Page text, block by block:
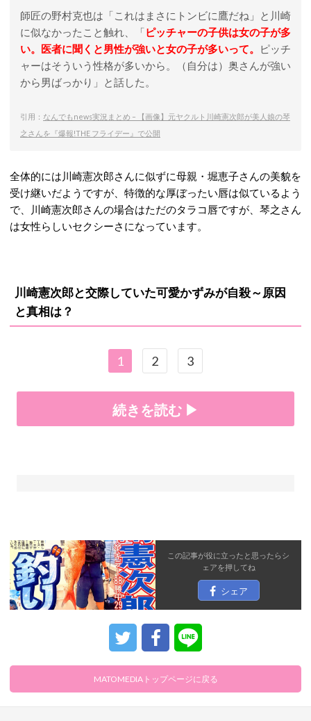
師匠の野村克也は「これはまさにトンビに鷹だね」と川崎
に似なかったこと触れ、「ピッチャーの子供は女の子が多
い。医者に聞くと男性が強いと女の子が多いって。
ピッチ
ャーはそういう性格が多いから。（自分は）奥さんが強い
から男ばっかり」と話した。
引用： なんでもnews実況まとめ – 【画像】元ヤクルト川崎憲次郎が美人娘の琴
之さんを『爆報!THE フライデー』で公開
全体的には川崎憲次郎さんに似ずに母親・堀恵子さんの美貌を
受け継いだようですが、特徴的な厚ぼったい唇は似ているよう
で、川崎憲次郎さんの場合はただのタラコ唇ですが、琴之さん
は女性らしいセクシーさになっています。
川崎憲次郎と交際していた可愛かずみが自殺～原因
と真相は？
1 2 3
続きを読む ▶
この記事が役に立ったと思ったらシ
ェアを押してね
シェア
MATOMEDIAトップページに戻る